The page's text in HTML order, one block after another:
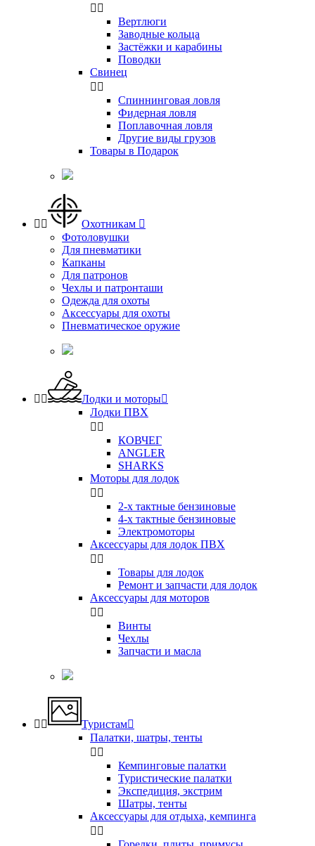
 
Вертлюги
Заводные кольца
Застёжки и карабины
Поводки
Свинец
 
Спиннинговая ловля
Фидерная ловля
Поплавочная ловля
Другие виды грузов
Товары в Подарок
  Охотникам 
Фотоловушки
Для пневматики
Капканы
Для патронов
Чехлы и патронташи
Одежда для охоты
Аксессуары для охоты
Пневматическое оружие
  Лодки и моторы
Лодки ПВХ
 
КОВЧЕГ
ANGLER
SHARKS
Моторы для лодок
 
2-х тактные бензиновые
4-х тактные бензиновые
Электромоторы
Аксессуары для лодок ПВХ
 
Товары для лодок
Ремонт и запчасти для лодок
Аксессуары для моторов
 
Винты
Чехлы
Запчасти и масла
  Туристам
Палатки, шатры, тенты
 
Кемпинговые палатки
Туристические палатки
Экспедиция, экстрим
Шатры, тенты
Аксессуары для отдыха, кемпинга
 